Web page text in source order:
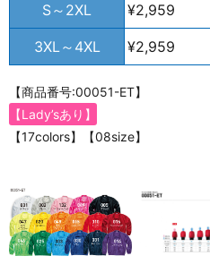
S～2XL ¥2,959
3XL～4XL ¥2,959
【商品番号:00051-ET】
【Lady’sあり】
【17colors】【08size】